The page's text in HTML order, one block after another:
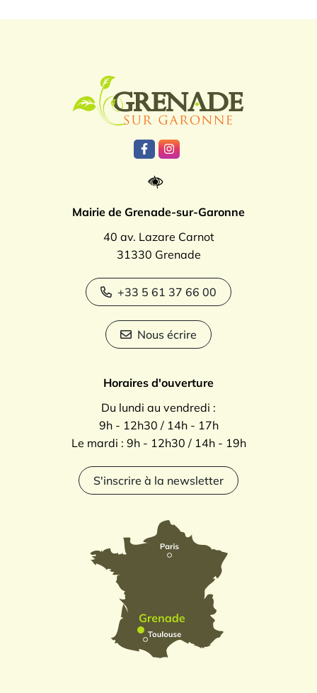
Lien vers le compte Facebook
Lien vers le compte
Mairie de Grenade-sur-Garonne
40 av. Lazare Carnot
31330 Grenade
+33 5 61 37 66 00
Nous écrire
Horaires d'ouverture
Du lundi au vendredi :
9h - 12h30 / 14h - 17h
Le mardi : 9h - 12h30 / 14h - 19h
S'inscrire à la newsletter